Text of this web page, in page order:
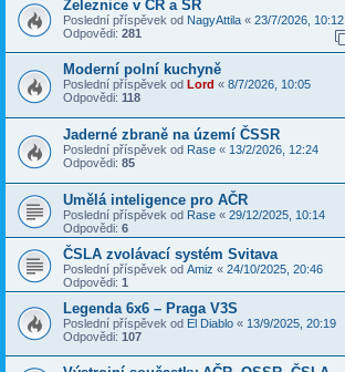
Železnice v ČR a SR
Poslední příspěvek od NagyAttila « 23/7/2026, 10:12
Odpovědi: 281
Moderní polní kuchyně
Poslední příspěvek od Lord « 8/7/2026, 10:05
Odpovědi: 118
Jaderné zbraně na území ČSSR
Poslední příspěvek od Rase « 13/2/2026, 12:24
Odpovědi: 85
Umělá inteligence pro AČR
Poslední příspěvek od Rase « 29/12/2025, 10:14
Odpovědi: 6
ČSLA zvolávací systém Svitava
Poslední příspěvek od Amiz « 24/10/2025, 20:46
Odpovědi: 1
Legenda 6x6 – Praga V3S
Poslední příspěvek od El Diablo « 13/9/2025, 20:19
Odpovědi: 107